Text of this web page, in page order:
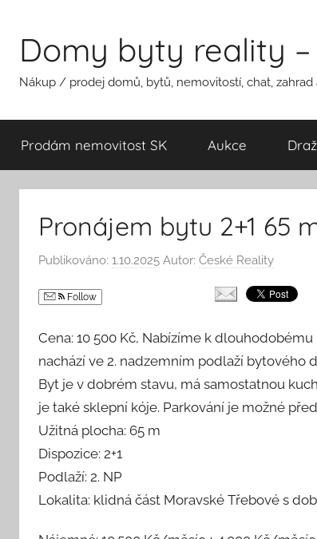
obsahu
Domy byty reality
Nákup / prodej domů, bytů, nemovitostí, chat,
Prodám nemovitost SK Aukce
Pronájem bytu 2+1 65
Publikováno: 1.10.2025 Autor: České Reality
Follow
Cena: 10 500 Kč, Nabízíme k
nachází ve 2. nadzemním podlaží bytového
Byt je v dobrém stavu, má samostatnou
je také sklepní kóje. Parkování je možné
Užitná plocha: 65 m
Dispozice: 2+1
Podlaží: 2. NP
Lokalita: klidná část Moravské Třebové s